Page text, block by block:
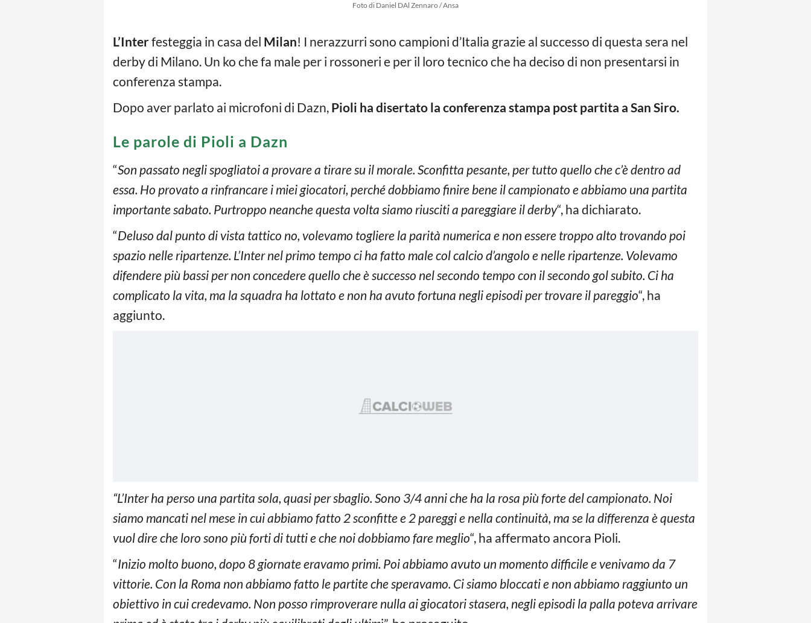
Foto di Daniel DAl Zennaro / Ansa
L’Interfesteggia in casa del Milan! I nerazzurri sono campioni d’Italia grazie al successo di questa sera nel
derby di Milano. Un ko che fa male per i rossoneri e per il loro tecnico che ha deciso di non presentarsi in
conferenza stampa.
Dopo aver parlato ai microfoni di Dazn, Pioli ha disertato la conferenza stampa post partita a San Siro.
Le parole di Pioli a Dazn
“Son passato negli spogliatoi a provare a tirare su il morale. Sconfitta pesante, per tutto quello che c’è dentro ad
essa. Ho provato a rinfrancare i miei giocatori, perché dobbiamo finire bene il campionato e abbiamo una partita
importante sabato. Purtroppo neanche questa volta siamo riusciti a pareggiare il derby“, ha dichiarato.
“Deluso dal punto di vista tattico no, volevamo togliere la parità numerica e non essere troppo alto trovando poi
spazio nelle ripartenze. L’Inter nel primo tempo ci ha fatto male col calcio d’angolo e nelle ripartenze. Volevamo
difendere più bassi per non concedere quello che è successo nel secondo tempo con il secondo gol subito. Ci ha
complicato la vita, ma la squadra ha lottato e non ha avuto fortuna negli episodi per trovare il pareggio“, ha
aggiunto.
“L’Inter ha perso una partita sola, quasi per sbaglio. Sono 3/4 anni che ha la rosa più forte del campionato. Noi
siamo mancati nel mese in cui abbiamo fatto 2 sconfitte e 2 pareggi e nella continuità, ma se la differenza è questa
vuol dire che loro sono più forti di tutti e che noi dobbiamo fare meglio“, ha affermato ancora Pioli.
“Inizio molto buono, dopo 8 giornate eravamo primi. Poi abbiamo avuto un momento difficile e venivamo da 7
vittorie. Con la Roma non abbiamo fatto le partite che speravamo. Ci siamo bloccati e non abbiamo raggiunto un
obiettivo in cui credevamo. Non posso rimproverare nulla ai giocatori stasera, negli episodi la palla poteva arrivare